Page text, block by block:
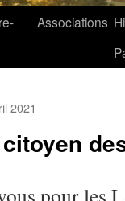
Associations
2021
pour les